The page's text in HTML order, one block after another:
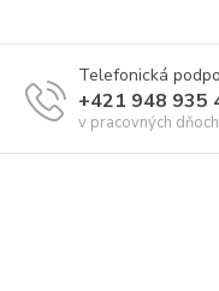
Telefonická
+421 948 935
v pracovných